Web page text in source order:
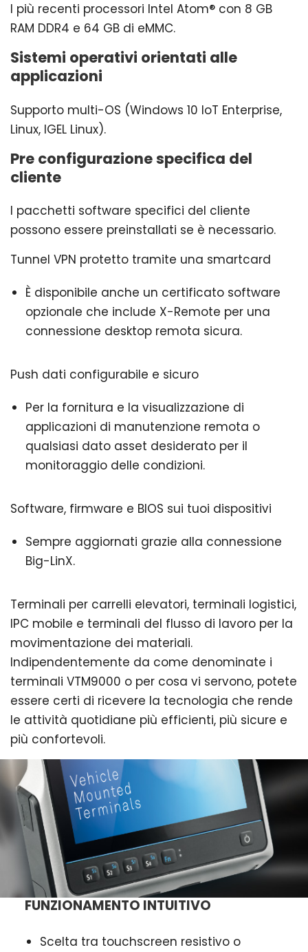
I più recenti processori Intel Atom® con 8 GB
RAM DDR4 e 64 GB di eMMC.
Sistemi operativi orientati alle
applicazioni
Supporto multi-OS (Windows 10 IoT Enterprise,
Linux, IGEL Linux).
Pre configurazione specifica del
cliente
I pacchetti software specifici del cliente
possono essere preinstallati se è necessario.
Tunnel VPN protetto tramite una smartcard
È disponibile anche un certificato software
opzionale che include X-Remote per una
connessione desktop remota sicura.
Push dati configurabile e sicuro
Per la fornitura e la visualizzazione di
applicazioni di manutenzione remota o
qualsiasi dato asset desiderato per il
monitoraggio delle condizioni.
Software, firmware e BIOS sui tuoi dispositivi
Sempre aggiornati grazie alla connessione
Big-LinX.
Terminali per carrelli elevatori, terminali logistici,
IPC mobile e terminali del flusso di lavoro per la
movimentazione dei materiali.
Indipendentemente da come denominate i
terminali VTM9000 o per cosa vi servono, potete
essere certi di ricevere la tecnologia che rende
le attività quotidiane più efficienti, più sicure e
più confortevoli.
FUNZIONAMENTO INTUITIVO
Scelta tra touchscreen resistivo o